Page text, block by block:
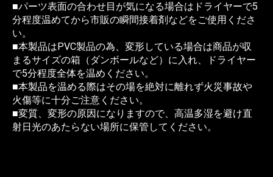
■パーツ表面の合わせ目が気になる場合はドライヤーで5
分程度温めてから市販の瞬間接着剤などをご使用くださ
い。
■本製品はPVC製品の為、変形している場合は商品が収
まるサイズの箱（ダンボールなど）に入れ、ドライヤー
で5分程度全体を温めください。
■本製品を温める際はその場を絶対に離れず火災事故や
火傷等に十分ご注意ください。
■変質、変形の原因になりますので、高温多湿を避け直
射日光のあたらない場所に保管してください。